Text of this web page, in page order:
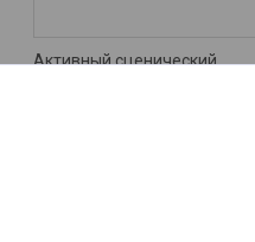
Активный сценический